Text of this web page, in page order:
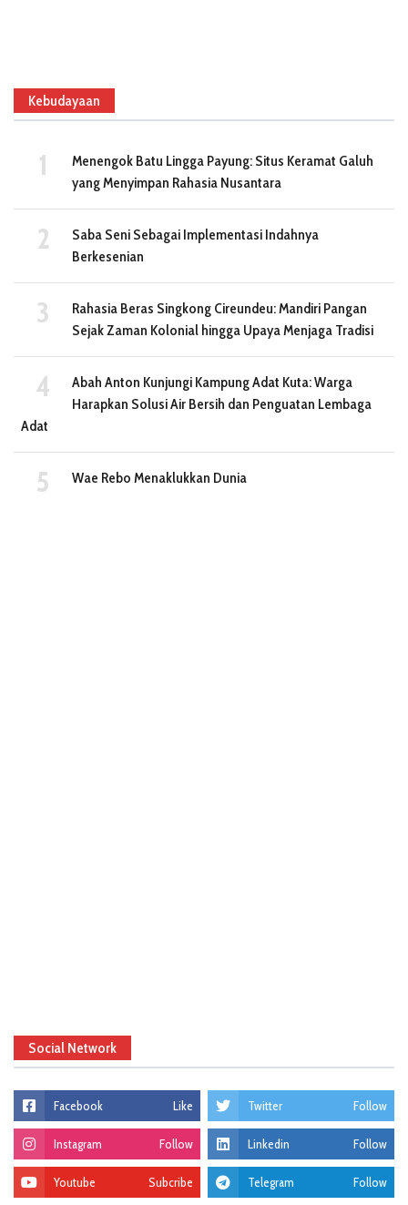
Kebudayaan
Menengok Batu Lingga Payung: Situs Keramat Galuh
yang Menyimpan Rahasia Nusantara
Saba Seni Sebagai Implementasi Indahnya
Berkesenian
Rahasia Beras Singkong Cireundeu: Mandiri Pangan
Sejak Zaman Kolonial hingga Upaya Menjaga Tradisi
Abah Anton Kunjungi Kampung Adat Kuta: Warga
Harapkan Solusi Air Bersih dan Penguatan Lembaga
Adat
Wae Rebo Menaklukkan Dunia
Social Network
Facebook Like Twitter Follow
Instagram Follow Linkedin Follow
Youtube Subcribe Telegram Follow